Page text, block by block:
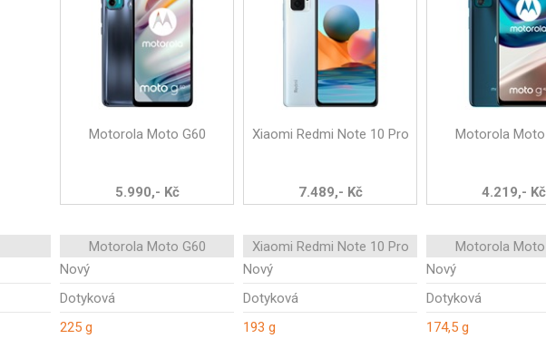
Motorola Moto G60
5.990,- Kč
Xiaomi Redmi Note 10 Pro
7.489,- Kč
Motorola Moto
4.219,- Kč
Motorola Moto G60 Xiaomi Redmi Note 10 Pro
Motorola Moto
Nový Nový
Nový
Dotyková Dotyková
Dotyková
225 g 193 g
174,5 g